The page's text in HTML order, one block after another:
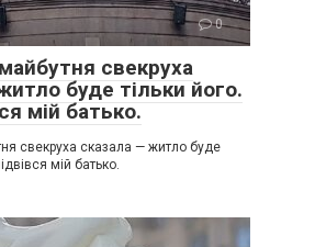
0
свекруха
буде тільки його.
мій батько.
свекруха сказала — житло буде
мій батько.